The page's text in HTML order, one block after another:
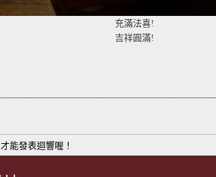
充滿法喜!
吉祥圓滿!
才能發表迴響喔！